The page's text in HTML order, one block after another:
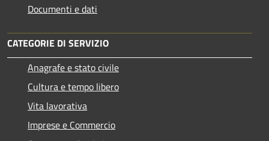
Documenti e dati
CATEGORIE DI SERVIZIO
Anagrafe e stato civile
Cultura e tempo libero
Vita lavorativa
Imprese e Commercio